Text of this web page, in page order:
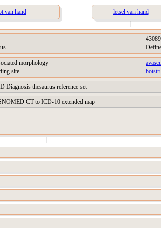
van hand
letsel van hand
|
morphology
site
Diagnosis thesaurus reference set
CT to ICD-10 extended map
|